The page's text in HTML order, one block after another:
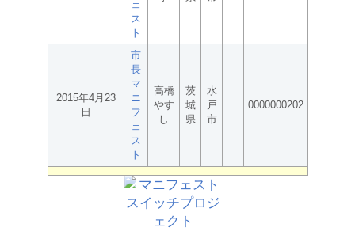
ェ
ス
ト
2015年4月23
日
市
長
マ
ニ
フ
ェ
ス
ト
高橋
やす
し
茨
城
県
水
戸
市
0000000202